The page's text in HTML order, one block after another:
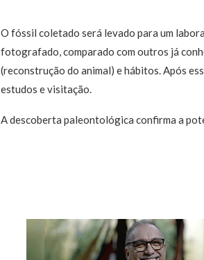
O fóssil coletado será levado para um
fotografado, comparado com outros já
(reconstrução do animal) e hábitos. Após
estudos e visitação.
A descoberta paleontológica confirma a